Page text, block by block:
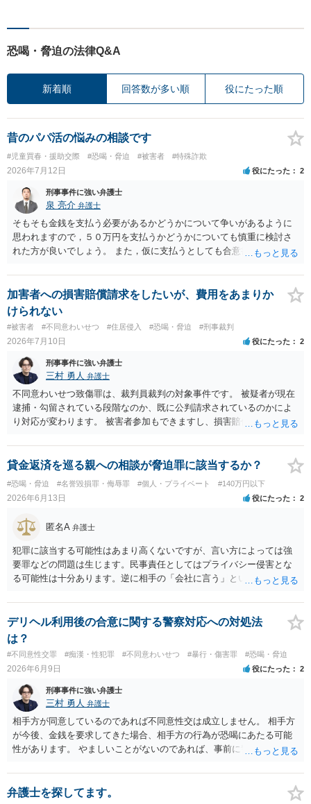
恐喝・脅迫の法律Q&A
新着順 回答数が多い順 役にたった順
昔のパパ活の悩みの相談です
#児童買春・援助交際 #恐喝・脅迫 #被害者 #特殊詐欺
2026年7月12日 役にたった 2
刑事事件に強い弁護士
泉 亮介 弁護士
そもそも金銭を支払う必要があるかどうかについて争いがあるように
思われますので，５０万円を支払うかどうかについても慎重に検討さ
れた方が良いでしょう。 また，仮に支払うとしても合意書を交わし，
面を作成したうえで支払いをする必要があるでしょう。 一度弁護士に
相談をされた方が良いかと思われます。
加害者への損害賠償請求をしたいが、費用をあまりか
けられない
#被害者 #不同意わいせつ #住居侵入 #恐喝・脅迫 #刑事裁判
2026年7月10日 役にたった 2
刑事事件に強い弁護士
三村 勇人 弁護士
不同意わいせつ致傷罪は、裁判員裁判の対象事件です。 被疑者が現在
逮捕・勾留されている段階なのか、既に公判請求されているのかによ
り対応が変わります。 被害者参加もできますし、損害賠償命令制度も
第三者を保証人とする内容で債務名義を取得できるの、まずは刑事和
解を検討します。 弁護士に依頼せず、ご自身で手続きを進めることは
できますが、経験上うまくいった例をみたことがありません。 弁護士
へご相談されることをお勧めはいたします。 ※余談ですが、被害者通
知を依頼すると現在の検察庁での捜査進行や公判期日を知ることがで
きますので、送致後であれば検察庁に電話してみてください。
貸金返済を巡る親への相談が脅迫罪に該当するか？
#恐喝・脅迫 #名誉毀損罪・侮辱罪 #個人・プライベート #140万円以下
2026年6月13日 役にたった 2
匿名A 弁護士
犯罪に該当する可能性はあまり高くないですが、言い方によっては強
要罪などの問題は生じます。民事責任としてはプライバシー侵害とな
る可能性は十分あります。逆に相手の「会社に言う」という発言は脅
（双方の主張ともに取り合わない）でしょう。 返済がなされないので
あれば訴訟や支払督促など法的措置を取るべきというのが法律相談と
しての模範解答となります。「親に言う」という行為が犯罪に該当し
ないとしても、本件のように余計なトラブルを招き、相手が反発して
任意の返済が期待できなくなり、事情によっては不法行為を主張され
て事実上相殺（減額）となってしまうリスクもあり、何の得にもなり
ません。
デリヘル利用後の合意に関する警察対応への対処法
は？
#不同意性交罪 #痴漢・性犯罪 #不同意わいせつ #暴行・傷害罪 #恐喝・脅迫
2026年6月9日 役にたった 2
刑事事件に強い弁護士
三村 勇人 弁護士
相手方が同意しているのであれば不同意性交は成立しません。 相手方
が今後、金銭を要求してきた場合、相手方の行為が恐喝にあたる可能
性があります。 やましいことがないのであれば、事前に警察に相談す
弁護士を探してます。